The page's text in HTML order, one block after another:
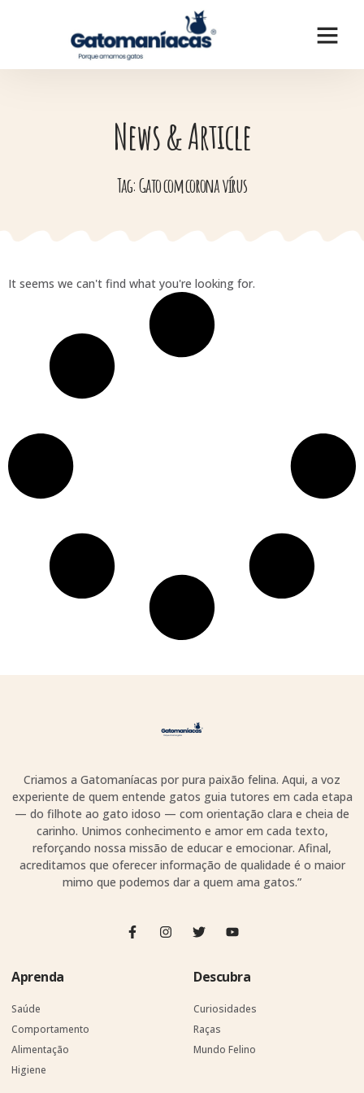
News & Article
Tag: Gato com corona vírus
It seems we can't find what you're looking for.
Criamos a Gatomaníacas por pura paixão felina. Aqui, a voz
experiente de quem entende gatos guia tutores em cada etapa
— do filhote ao gato idoso — com orientação clara e cheia de
carinho. Unimos conhecimento e amor em cada texto,
reforçando nossa missão de educar e emocionar. Afinal,
acreditamos que oferecer informação de qualidade é o maior
mimo que podemos dar a quem ama gatos.”
Aprenda
Saúde
Comportamento
Alimentação
Higiene
Descubra
Curiosidades
Raças
Mundo Felino